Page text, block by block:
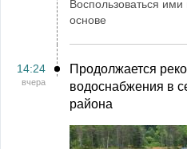
Воспользоваться
основе
14:24
вчера
Продолжается
водоснабжения в
района